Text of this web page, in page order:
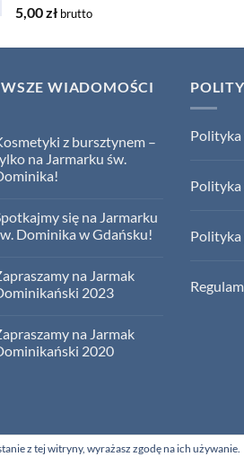
5,00zł brutto
WIADOMOŚCI
z bursztynem –
na Jarmarku św.
się na Jarmarku
Dominika w Gdańsku!
na Jarmak
2023
na Jarmak
2020
– KAROL DZIEKOŃSKI DWORCOWA 2
z tej witryny, wyrażasz zgodę na ich używanie.